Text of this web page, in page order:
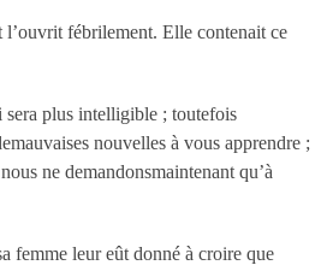
l’ouvrit fébrilement. Elle contenait ce
sera plus intelligible ; toutefois
nouvelles à vous apprendre ;
ne demandonsmaintenant qu’à
femme leur eût donné à croire que